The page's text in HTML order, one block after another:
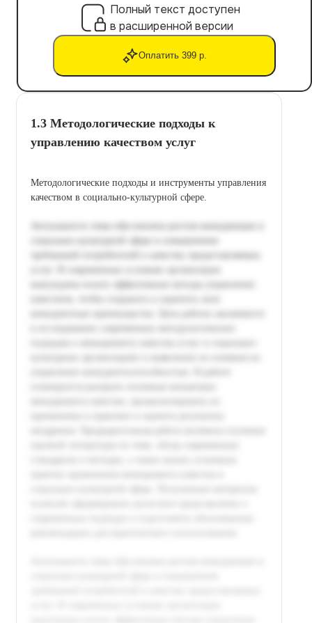
Полный текст доступен
в расширенной версии
Оплатить 399 р.
1.3 Методологические подходы к
управлению качеством услуг
Методологические подходы и инструменты управления
качеством в социально-культурной сфере.